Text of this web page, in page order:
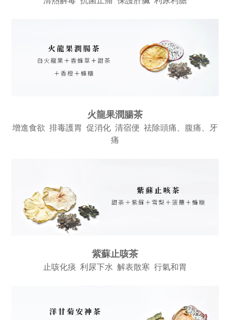
火龍果潤腸茶
增進食欲 排毒護胃 促消化 清宿便 祛除頭痛、腹痛、牙
痛
紫蘇止咳茶
止咳化痰 利尿下水 解表散寒 行氣和胃